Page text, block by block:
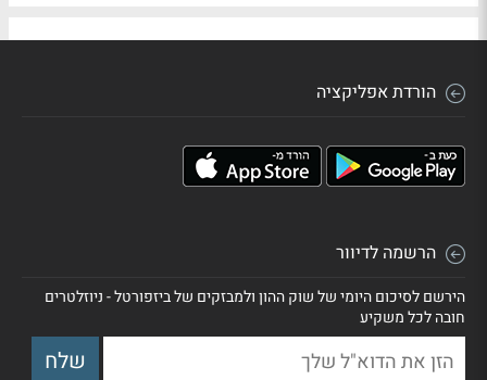
הורדת אפליקציה
הרשמה לדיוור
הירשם לסיכום היומי של שוק ההון ולמבזקים של ביזפורטל - ניוזלטרים
חובה לכל משקיע